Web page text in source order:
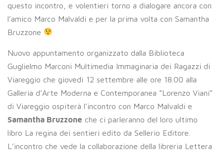
questo incontro, e volentieri torno a dialogare ancora con
l’amico Marco Malvaldi e per la prima volta con Samantha
Bruzzone
Nuovo appuntamento organizzato dalla Biblioteca
Guglielmo Marconi Multimedia Immaginaria dei Ragazzi di
Viareggio che giovedì 12 settembre alle ore 18.00 alla
Galleria d’Arte Moderna e Contemporanea “Lorenzo Viani”
di Viareggio ospiterà l’incontro con Marco Malvaldi e
Samantha Bruzzone che ci parleranno del loro ultimo
libro La regina dei sentieri edito da Sellerio Editore.
L’incontro che vede la collaborazione della libreria Lettera